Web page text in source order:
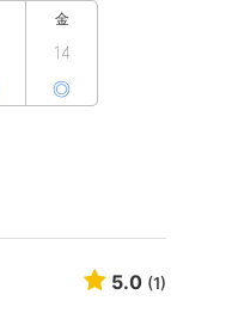
金
14
◎
5.0 (1)